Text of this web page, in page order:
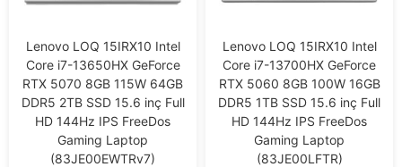
Lenovo LOQ 15IRX10 Intel
Core i7-13650HX GeForce
RTX 5070 8GB 115W 64GB
DDR5 2TB SSD 15.6 inç Full
HD 144Hz IPS FreeDos
Gaming Laptop
(83JE00EWTRv7)
Lenovo LOQ 15IRX10 Intel
Core i7-13700HX GeForce
RTX 5060 8GB 100W 16GB
DDR5 1TB SSD 15.6 inç Full
HD 144Hz IPS FreeDos
Gaming Laptop
(83JE00LFTR)